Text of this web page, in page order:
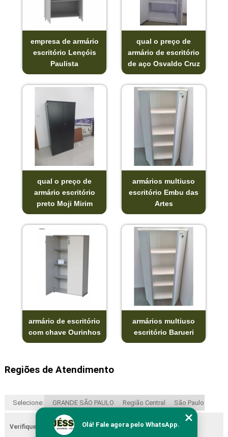
empresa de armário
escritório Lençóis
Paulista
qual o preço de
armário de escritório
de aço Osvaldo Cruz
qual o preço de
armário escritório
preto Moji Mirim
armários multiuso
escritório Embu das
Artes
armário de escritório
com chave Ourinhos
armários multiuso
escritório Barueri
Regiões de Atendimento
Selecione: GRANDE SÃO PAULO Região Central São Paulo
Verifique as regiões que atendemosOlá! Fale agora pelo WhatsApp.